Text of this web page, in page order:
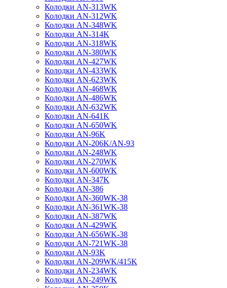
Колодки AN-313WK
Колодки AN-312WK
Колодки AN-348WK
Колодки AN-314K
Колодки AN-318WK
Колодки AN-380WK
Колодки AN-427WK
Колодки AN-433WK
Колодки AN-623WK
Колодки AN-468WK
Колодки AN-486WK
Колодки AN-632WK
Колодки AN-641K
Колодки AN-650WK
Колодки AN-96K
Колодки AN-206K/AN-93
Колодки AN-248WK
Колодки AN-270WK
Колодки AN-600WK
Колодки AN-347K
Колодки AN-386
Колодки AN-360WK-38
Колодки AN-361WK-38
Колодки AN-387WK
Колодки AN-429WK
Колодки AN-656WK-38
Колодки AN-721WK-38
Колодки AN-93K
Колодки AN-209WK/415K
Колодки AN-234WK
Колодки AN-249WK